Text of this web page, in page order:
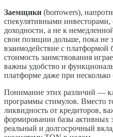
Заемщики (borrowers),
спекулятивными
доходности, а не к
свои позиции дольше, пока не
взаимодействие с
стоимость заимствования
важны удобство и
платформе даже при несколько
Понимание этих различий —
программы стимулов. Вместо
ликвидность от кредиторов,
формировании базы активных
реальный и долгосрочный